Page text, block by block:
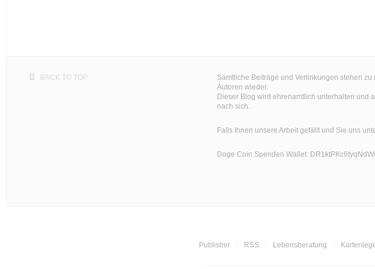
BACK TO TOP
Sämtliche Beiträge und Verlinkungen stehen
Autoren wieder.
Dieser Blog wird ehrenamtlich unterhalten und
nach sich.
Falls Ihnen unsere Arbeit gefällt und Sie uns
Doge Coin Spenden Wallet:
Publisher RSS Lebensberatung